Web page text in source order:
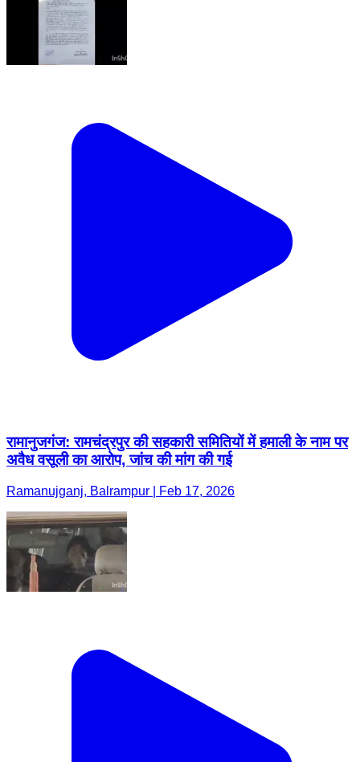
रामानुजगंज: रामचंद्रपुर की सहकारी समितियों में हमाली के नाम पर
अवैध वसूली का आरोप, जांच की मांग की गई
Ramanujganj, Balrampur | Feb 17, 2026